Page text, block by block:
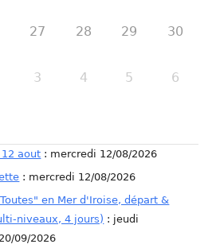
27 28 29 30
3 4 5 6
aout : mercredi 12/08/2026
: mercredi 12/08/2026
en Mer d'Iroise, départ &
niveaux, 4 jours) : jeudi
09/2026